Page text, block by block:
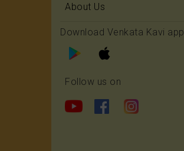
About Us
Download Venkata Kavi app
Follow us on